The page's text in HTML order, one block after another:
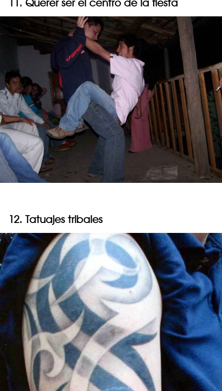
11. Querer ser el centro de la fiesta
12. Tatuajes tribales